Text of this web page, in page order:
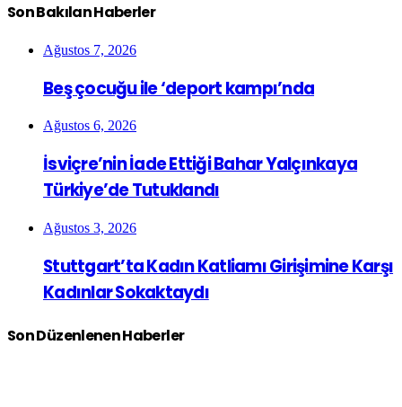
Son Bakılan Haberler
Ağustos 7, 2026
Beş çocuğu ile ‘deport kampı’nda
Ağustos 6, 2026
İsviçre’nin İade Ettiği Bahar Yalçınkaya
Türkiye’de Tutuklandı
Ağustos 3, 2026
Stuttgart’ta Kadın Katliamı Girişimine Karşı
Kadınlar Sokaktaydı
Son Düzenlenen Haberler